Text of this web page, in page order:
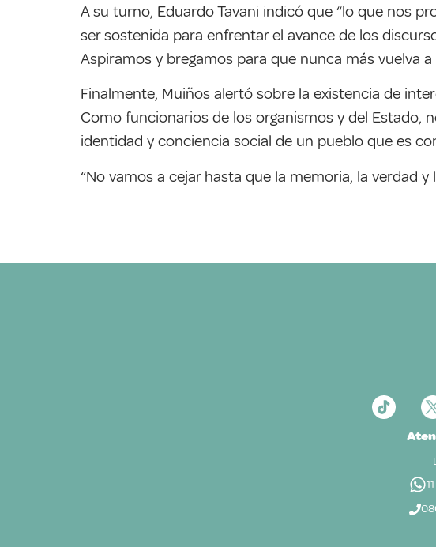
A su turno, Eduardo Tavani indicó que “lo que nos
ser sostenida para enfrentar el avance de los
Aspiramos y bregamos para que nunca más vuelva
Finalmente, Muiños alertó sobre la existencia de
Como funcionarios de los organismos y del
identidad y conciencia social de un pueblo que es
“No vamos a cejar hasta que la memoria, la verdad